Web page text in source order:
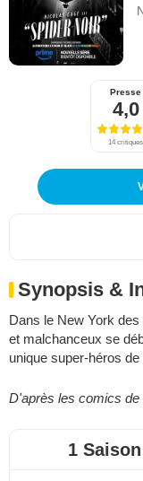
Presse
4,0
14 critiques
Synopsis &
Dans le New York
et malchanceux se
unique super-héros de
D'après les comics
1 Saison